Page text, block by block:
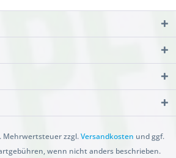
Mehrwertsteuer zzgl.Versandkosten und ggf.
wenn nicht anders beschrieben.